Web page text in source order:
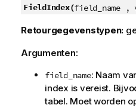
FieldIndex(field_name ,
Retourgegevenstypen:
Argumenten:
field_name: Naam
index is vereist.
tabel. Moet worden